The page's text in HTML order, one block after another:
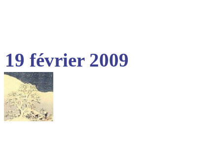
19 février 2009